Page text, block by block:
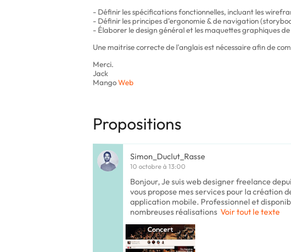
- Définir les spécifications fonctionnelles, incluant les
- Définir les principes d’ergonomie & de navigation
- Élaborer le design général et les maquettes graphiques de
Une maitrise correcte de l'anglais est nécessaire afin de
Merci.
Jack
MangoWeb
Propositions
Simon_Duclut_Rasse
10 octobre à 13:00
Bonjour, Je suis web designer freelance
vous propose mes services pour la création
application mobile. Professionnel et
nombreuses réalisations Voir tout le texte